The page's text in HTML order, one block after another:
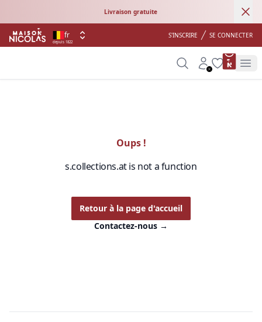
Livraison gratuite
depuis 1822
fr S'INSCRIRE SE CONNECTER
SearchAccount
Wishlist
Oups !
s.collections.at is not a function
Retour à la page d'accueil
Contactez-nous →